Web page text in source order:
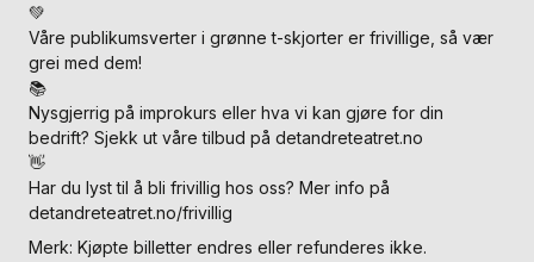
💚
Våre publikumsverter i grønne t-skjorter er frivillige, så vær
grei med dem!
📚
Nysgjerrig på improkurs eller hva vi kan gjøre for din
bedrift? Sjekk ut våre tilbud på detandreteatret.no
👋
Har du lyst til å bli frivillig hos oss? Mer info på
detandreteatret.no/frivillig
Merk: Kjøpte billetter endres eller refunderes ikke.